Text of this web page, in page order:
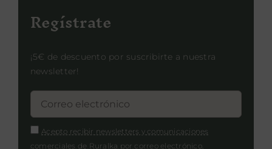
Regístrate
¡5€ de descuento por suscribirte a nuestra
newsletter!
Acepto recibir newsletters y comunicaciones
comerciales de Ruralka por correo electrónico.